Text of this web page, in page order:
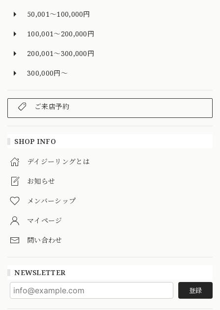
50,001～100,000円
100,001～200,000円
200,001～300,000円
300,000円～
ご来店予約
SHOP INFO
デイジーリングとは
お知らせ
メンバーシップ
マイページ
問い合わせ
NEWSLETTER
登録